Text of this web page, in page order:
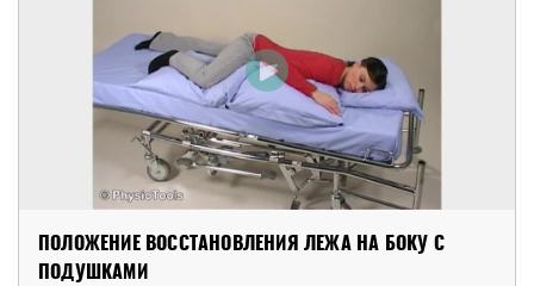
ПОЛОЖЕНИЕ ВОССТАНОВЛЕНИЯ ЛЕЖА НА БОКУ С
ПОДУШКАМИ